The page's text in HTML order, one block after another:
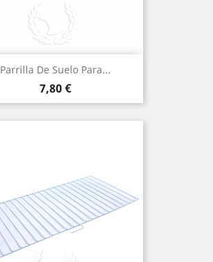
Parrilla De Suelo Para...
Precio
7,80 €